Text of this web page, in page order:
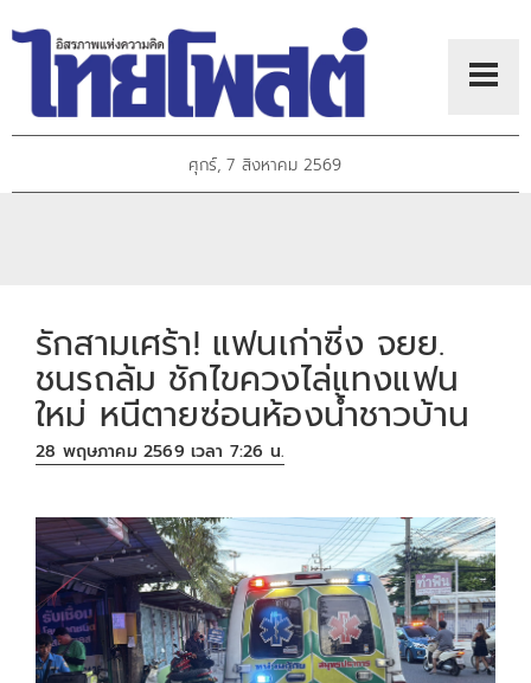
ศุกร์, 7 สิงหาคม 2569
รักสามเศร้า! แฟนเก่าซิ่ง จยย.
ชนรถล้ม ชักไขควงไล่แทงแฟน
ใหม่ หนีตายซ่อนห้องน้ำชาวบ้าน
28 พฤษภาคม 2569 เวลา 7:26 น.